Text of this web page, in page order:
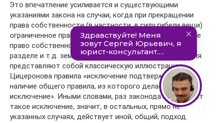
Это впечатление усиливается и существующими
указаниями закона на случаи, когда при прекращении
права собственности (в частности, в силу гибели вещи)
ограниченное право выживает и обременяет уже новое
право собственности (сохранение сервитута при
разделе и т.д. земельного участка). Подобные изъятия
представляют собой классическую иллюстрацию
Цицеронова правила «исключение подтверждает
наличие общего правила, из которого делается
исключение». Иными словами, раз законодатель делает
такое исключение, значит, в остальных, прямо не
указанных случаях, действует иной, общий, подход.